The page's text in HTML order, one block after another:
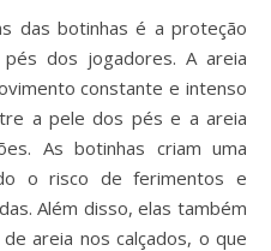
das botinhas é a proteção
dos jogadores. A areia
constante e intenso
a pele dos pés e a areia
As botinhas criam uma
o risco de ferimentos e
Além disso, elas também
areia nos calçados, o que